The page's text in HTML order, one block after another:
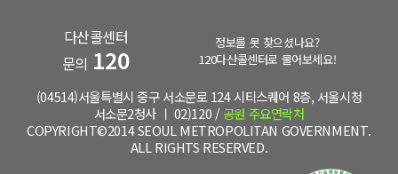
다산콜센터
문의 120
정보를 못 찾으셨나요?
120다산콜센터로 물어보세요!
(04514)서울특별시 중구 서소문로 124 시티스퀘어 8층, 서울시청
서소문2청사 ㅣ 02)120 /공원 주요연락처
COPYRIGHT©2014 SEOUL METROPOLITAN GOVERNMENT.
ALL RIGHTS RESERVED.